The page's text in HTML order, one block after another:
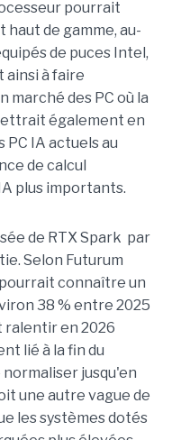
pourrait
haut de gamme, au-
de puces Intel,
ainsi à faire
marché des PC où la
également en
IA actuels au
de calcul
plus importants.
de RTX Spark par
Selon Futurum
pourrait connaître un
38 % entre 2025
ralentir en 2026
lié à la fin du
normaliser jusqu'en
une autre vague de
les systèmes dotés